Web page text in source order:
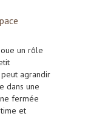
un rôle
agrandir
dans une
fermée
et